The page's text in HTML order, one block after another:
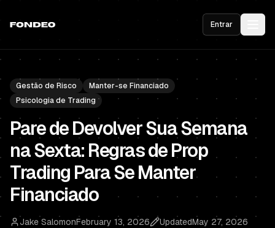
Entrar
Gestão de Risco
Manter-se Financiado
Psicologia de Trading
Pare de Devolver Sua Semana
na Sexta: Regras de Prop
Trading Para Se Manter
Financiado
Jake SalomonFebruary 13, 2026 UpdatedMay 27, 2026